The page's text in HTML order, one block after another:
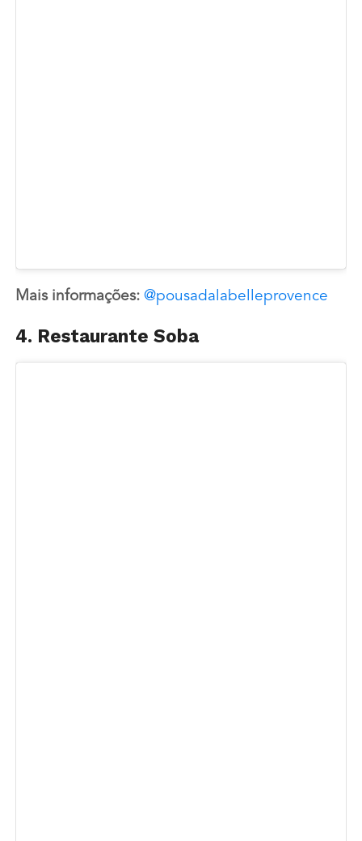
Mais informações: @pousadalabelleprovence
4. Restaurante Soba